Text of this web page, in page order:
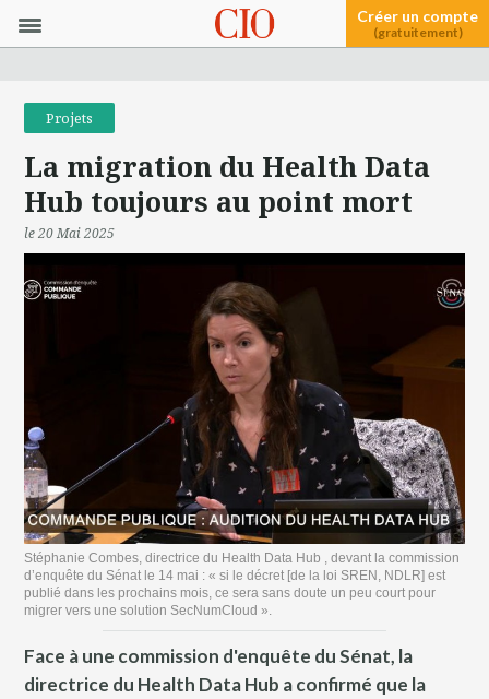
Créer un compte
(gratuitement)
Projets
La migration du Health Data
Hub toujours au point mort
le 20 Mai 2025
Stéphanie Combes, directrice du Health Data Hub , devant la commission
d’enquête du Sénat le 14 mai : « si le décret [de la loi SREN, NDLR] est
publié dans les prochains mois, ce sera sans doute un peu court pour
migrer vers une solution SecNumCloud ».
Face à une commission d'enquête du Sénat, la
directrice du Health Data Hub a confirmé que la